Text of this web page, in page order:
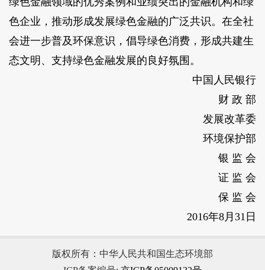
色企业，推动形成发展绿色金融的广泛共识。在全社
会进一步普及环保意识，倡导绿色消费，形成共建生
态文明、支持绿色金融发展的良好氛围。
中国人民银行
财 政 部
发展改革委
环境保护部
银 监 会
证 监 会
保 监 会
2016年8月31日
版权所有：中华人民共和国生态环境部